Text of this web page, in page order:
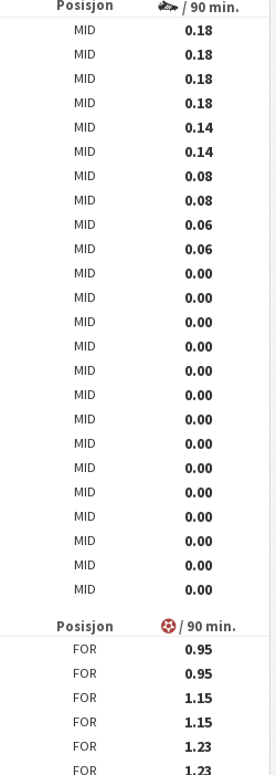
Posisjon / 90 min.
MID
0.18
MID
0.18
MID
0.18
MID
0.18
MID
0.14
MID
0.14
MID
0.08
MID
0.08
MID
0.06
MID
0.06
MID
0.00
MID
0.00
MID
0.00
MID
0.00
MID
0.00
MID
0.00
MID
0.00
MID
0.00
MID
0.00
MID
0.00
MID
0.00
MID
0.00
MID
0.00
MID 0.00
Posisjon / 90 min.
FOR
0.95
FOR
0.95
FOR
1.15
FOR
1.15
FOR
1.23
FOR 1.23